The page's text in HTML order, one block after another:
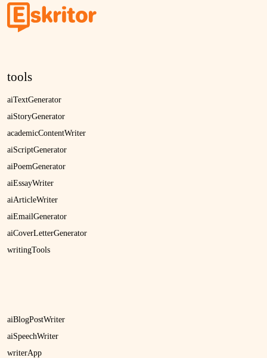
tools
aiTextGenerator
aiStoryGenerator
academicContentWriter
aiScriptGenerator
aiPoemGenerator
aiEssayWriter
aiArticleWriter
aiEmailGenerator
aiCoverLetterGenerator
writingTools
aiBlogPostWriter
aiSpeechWriter
writerApp